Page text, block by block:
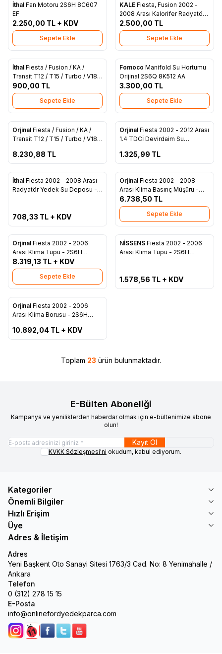
Favorilere Ekle
İthal Fan Motoru 2S6H 8C607
EF
2.250,00 TL + KDV
Sepete Ekle
Yeni
Favorilere Ekle
KALE Fiesta, Fusion 2002 -
2008 Arası Kalorifer Radyatörü
Peteği İthal 2S6H 18B539 AB
2.500,00 TL
Sepete Ekle
Favorilere Ekle
İthal Fiesta / Fusion / KA /
Transit T12 / T15 / Turbo / V184
/ V347 Kalorifer Musluğu İthal
(7N21 18495 AC)
900,00 TL
Sepete Ekle
Yeni
Favorilere Ekle
Fomoco Manifold Su Hortumu
Orijinal 2S6Q 8K512 AA
3.300,00 TL
Sepete Ekle
Favorilere Ekle
Orjinal Fiesta / Fusion / KA /
Transit T12 / T15 / Turbo / V184
18495 AC)
8.230,88 TL
Favorilere Ekle
Tükendi
Orjinal Fiesta 2002 - 2012 Arası
1.4 TDCİ Devirdaim Su
1.325,99 TL
Favorilere Ekle
İthal Fiesta 2002 - 2008 Arası
Radyatör Yedek Su Deposu -
708,33 TL + KDV
Favorilere Ekle
Orjinal Fiesta 2002 - 2008
Arası Klima Basınç Müşürü -
95BW 19E561 AA
6.738,50 TL
Sepete Ekle
Favorilere Ekle
Orjinal Fiesta 2002 - 2006
Arası Klima Tüpü - 2S6H
19E647 AE
8.319,13 TL + KDV
Sepete Ekle
Favorilere Ekle
Tükendi
NİSSENS Fiesta 2002 - 2006
Arası Klima Tüpü - 2S6H
1.578,56 TL + KDV
Favorilere Ekle
Orjinal Fiesta 2002 - 2006
Arası Klima Borusu - 2S6H
10.892,04 TL + KDV
Toplam 23 ürün bulunmaktadır.
E-Bülten Aboneliği
Kampanya ve yeniliklerden haberdar olmak için e-bültenimize abone
olun!
Kayıt Ol
KVKK Sözleşmesi'ni okudum, kabul ediyorum.
Kategoriler
Önemli Bilgiler
Hızlı Erişim
Üye
Adres & İletişim
Adres
Yeni Başkent Oto Sanayi Sitesi 1763/3 Cad. No: 8 Yenimahalle /
Ankara
Telefon
0 (312) 278 15 15
E-Posta
info@onlinefordyedekparca.com